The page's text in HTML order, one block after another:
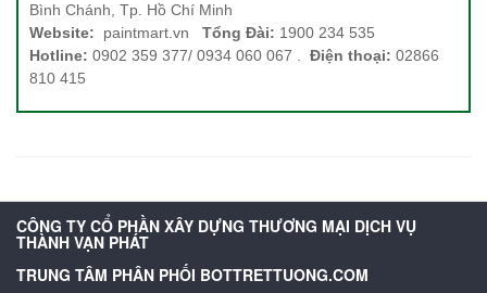
Bình Chánh, Tp. Hồ Chí Minh
Website: paintmart.vn Tổng Đài: 1900 234 535
Hotline: 0902 359 377/ 0934 060 067 . Điện thoại: 02866
810 415
CÔNG TY CỔ PHẦN XÂY DỰNG THƯƠNG MẠI DỊCH VỤ
THÀNH VẠN PHÁT
TRUNG TÂM PHÂN PHỐI BOTTRETTUONG.COM